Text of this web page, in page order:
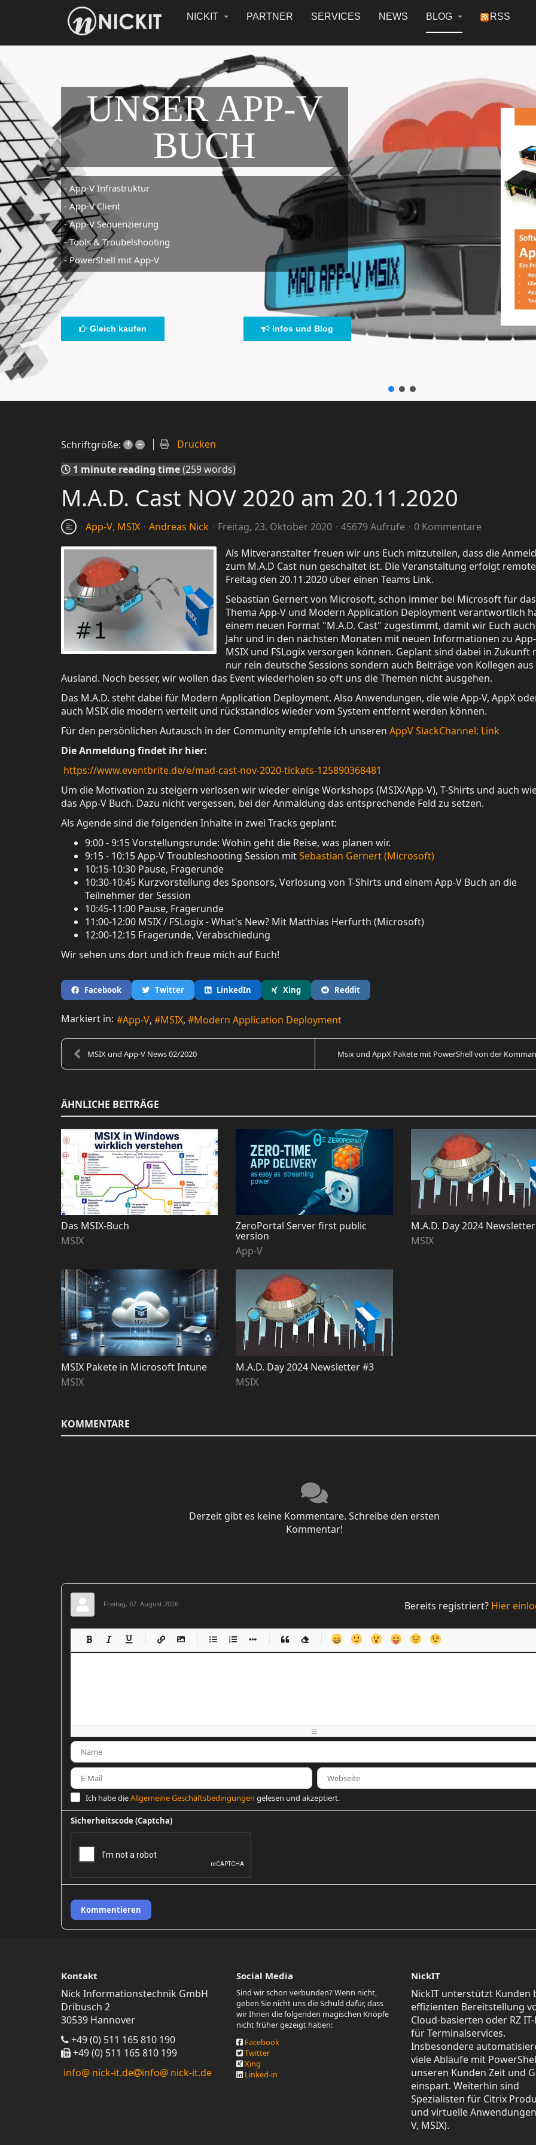
NICKIT PARTNER SERVICES NEWS BLOG RSS
UNSER APP-V
BUCH
- App-V Infrastruktur
- App-V Client
- App-V Sequenzierung
- Tools & Troubelshooting
- PowerShell mit App-V
Gleich kaufen Infos und Blog
Schriftgröße: + –
Drucken
1 minute reading time(259 words)
M.A.D. Cast NOV 2020 am 20.11.2020
App-V MSIX Andreas Nick Freitag, 23. Oktober 2020 45679 Aufrufe
0 Kommentare
Als Mitveranstalter freuen wir uns Euch mitzuteilen, dass die
zum M.A.D Cast nun geschaltet ist. Die Veranstaltung erfolgt
Freitag den 20.11.2020 über einen Teams Link.
Sebastian Gernert von Microsoft, schon immer bei Microsoft für das
Thema App-V und Modern Application Deployment verantwortlich
einem neuen Format "M.A.D. Cast" zugestimmt, damit wir Euch
Jahr und in den nächsten Monaten mit neuen Informationen zu
MSIX und FSLogix versorgen können. Geplant sind dabei in Zukunft
nur rein deutsche Sessions sondern auch Beiträge von Kollegen
Ausland. Noch besser, wir wollen das Event wiederholen so oft uns die Themen nicht ausgehen.
Das M.A.D. steht dabei für Modern Application Deployment. Also Anwendungen, die wie App-V, AppX
auch MSIX die modern verteilt und rückstandlos wieder vom System entfernt werden können.
Für den persönlichen Autausch in der Community empfehle ich unseren AppV SlackChannel: Link
Die Anmeldung findet ihr hier:
https://www.eventbrite.de/e/mad-cast-nov-2020-tickets-125890368481
Um die Motivation zu steigern verlosen wir wieder einige Workshops (MSIX/App-V), T-Shirts und auch
das App-V Buch. Dazu nicht vergessen, bei der Anmäldung das entsprechende Feld zu setzen.
Als Agende sind die folgenden Inhalte in zwei Tracks geplant:
9:00 - 9:15 Vorstellungsrunde: Wohin geht die Reise, was planen wir.
9:15 - 10:15 App-V Troubleshooting Session mitSebastian Gernert (Microsoft)
10:15-10:30 Pause, Fragerunde
10:30-10:45 Kurzvorstellung des Sponsors, Verlosung von T-Shirts und einem App-V Buch an die
Teilnehmer der Session
10:45-11:00 Pause, Fragerunde
11:00-12:00 MSIX / FSLogix - What's New? Mit Matthias Herfurth (Microsoft)
12:00-12:15 Fragerunde, Verabschiedung
Wir sehen uns dort und ich freue mich auf Euch!
Facebook Twitter LinkedIn Xing Reddit
Markiert in: App-V MSIX Modern Application Deployment
MSIX und App-V News 02/2020 Msix und AppX Pakete mit PowerShell von der
ÄHNLICHE BEITRÄGE
Das MSIX-Buch
MSIX
ZeroPortal Server first public
version
App-V
M.A.D. Day 2024
MSIX
MSIX Pakete in Microsoft Intune
MSIX
M.A.D. Day 2024 Newsletter #3
MSIX
KOMMENTARE
Derzeit gibt es keine Kommentare. Schreibe den ersten
Kommentar!
Bereits registriert? Hier
Freitag, 07. August 2026
-
-
-
-
-
-
-
-
Ich habe dieAllgemeine Geschäftsbedingungen gelesen und akzeptiert.
Sicherheitscode (Captcha)
Kommentieren
Kontakt
Nick Informationstechnik GmbH
Dribusch 2
30539 Hannover
+49 (0) 511 165 810 190
+49 (0) 511 165 810 199
info@ nick-it.de
info@ nick-it.de
Social Media
Sind wir schon verbunden? Wenn nicht,
geben Sie nicht uns die Schuld dafür, dass
wir Ihnen die folgenden magischen Knöpfe
nicht früher gezeigt haben:
Facebook
Twitter
Xing
Linked-in
NickIT
NickIT unterstützt Kunden
effizienten Bereitstellung
Cloud-basierten oder RZ
für Terminalservices.
Insbesondere
viele Abläufe mit
unseren Kunden Zeit und
einspart. Weiterhin sind
Spezialisten für Citrix
und virtuelle
V, MSIX).